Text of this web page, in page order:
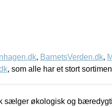
, BarnetsVerden.dk,
, som alle har et stort
sælger økologisk og